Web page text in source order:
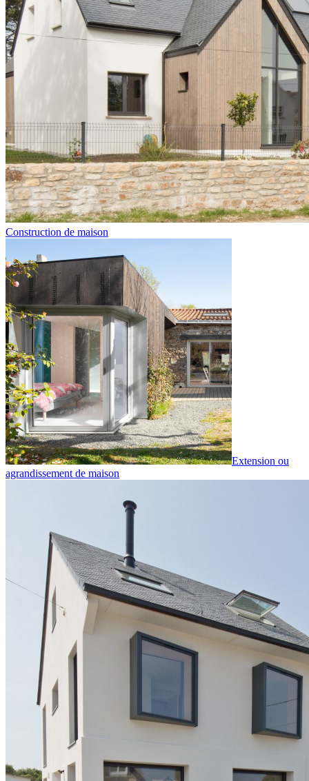
Construction de maison
Extension ou
agrandissement de maison